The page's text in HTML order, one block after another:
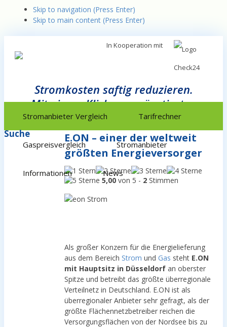
Skip to navigation (Press Enter)
Skip to main content (Press Enter)
In Kooperation mit
Stromkosten saftig reduzieren.
Mit einem Klick zum günstigsten
Anbieter.
Zum
springenStromanbieter Vergleich Tarifrechner
Gaspreisvergleich Stromanbieter
Informationen News
E.ON – einer der weltweit
größten Energieversorger
5,00von 5 - 2Stimmen
Als großer Konzern für die Energielieferung
aus dem Bereich Strom und Gas steht E.ON
mit Hauptsitz in Düsseldorfan oberster
Spitze und betreibt das größte überregionale
Verteilnetz in Deutschland. E.ON ist als
überregionaler Anbieter sehr gefragt, als der
größte Flächennetzbetreiber reichen die
Versorgungsflächen von der Nordsee bis zu
Suche